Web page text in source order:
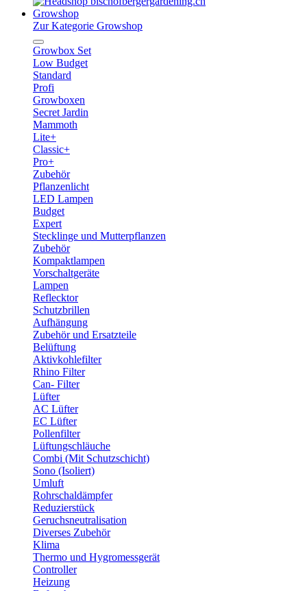
Growshop
Zur Kategorie Growshop
Growbox Set
Low Budget
Standard
Profi
Growboxen
Secret Jardin
Mammoth
Lite+
Classic+
Pro+
Zubehör
Pflanzenlicht
LED Lampen
Budget
Expert
Stecklinge und Mutterpflanzen
Zubehör
Kompaktlampen
Vorschaltgeräte
Lampen
Reflecktor
Schutzbrillen
Aufhängung
Zubehör und Ersatzteile
Belüftung
Aktivkohlefilter
Rhino Filter
Can- Filter
Lüfter
AC Lüfter
EC Lüfter
Pollenfilter
Lüftungschläuche
Combi (Mit Schutzschicht)
Sono (Isoliert)
Umluft
Rohrschaldämpfer
Reduzierstück
Geruchsneutralisation
Diverses Zubehör
Klima
Thermo und Hygromessgerät
Controller
Heizung